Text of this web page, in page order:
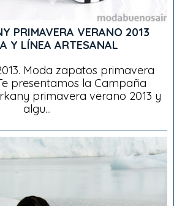
PRIMAVERA VERANO 2013
Y LÍNEA ARTESANAL
Moda zapatos primavera
presentamos la Campaña
primavera verano 2013 y
algu...